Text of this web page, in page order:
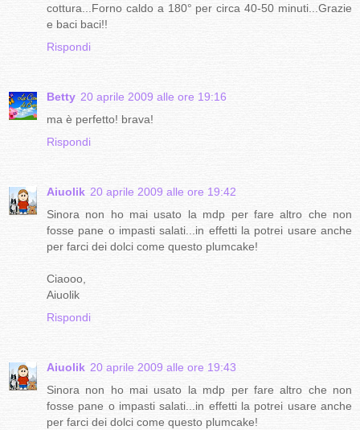
cottura...Forno caldo a 180° per circa 40-50 minuti...Grazie
e baci baci!!
Rispondi
Betty 20 aprile 2009 alle ore 19:16
ma è perfetto! brava!
Rispondi
Aiuolik 20 aprile 2009 alle ore 19:42
Sinora non ho mai usato la mdp per fare altro che non
fosse pane o impasti salati...in effetti la potrei usare anche
per farci dei dolci come questo plumcake!
Ciaooo,
Aiuolik
Rispondi
Aiuolik 20 aprile 2009 alle ore 19:43
Sinora non ho mai usato la mdp per fare altro che non
fosse pane o impasti salati...in effetti la potrei usare anche
per farci dei dolci come questo plumcake!